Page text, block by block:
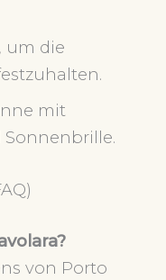
um die
mit
von Porto